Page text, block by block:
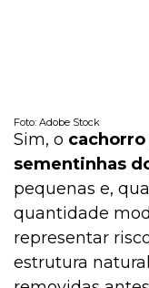
Foto: Adobe Stock
Sim, o
sementinhas
pequenas e,
quantidade
representar
estrutura